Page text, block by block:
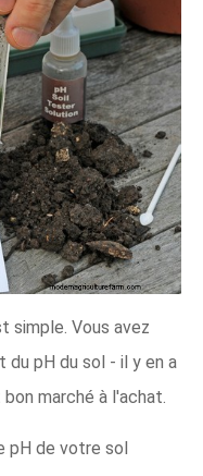
simple. Vous avez
pH du sol - il y en a
marché à l'achat.
pH de votre sol